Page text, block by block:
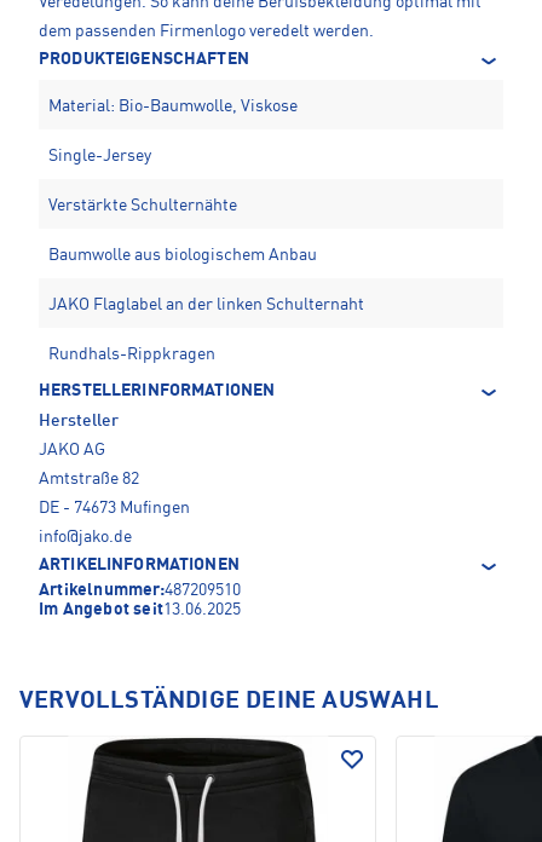
dem passenden Firmenlogo veredelt werden.
PRODUKTEIGENSCHAFTEN
Material: Bio-Baumwolle, Viskose
Single-Jersey
Verstärkte Schulternähte
Baumwolle aus biologischem Anbau
JAKO Flaglabel an der linken Schulternaht
Rundhals-Rippkragen
HERSTELLERINFORMATIONEN
Hersteller
JAKO AG
Amtstraße 82
DE - 74673 Mufingen
info@jako.de
ARTIKELINFORMATIONEN
Artikelnummer:487209510
Im Angebot seit13.06.2025
VERVOLLSTÄNDIGE DEINE AUSWAHL